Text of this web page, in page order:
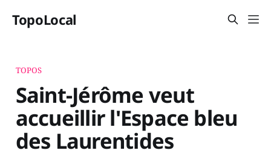
TopoLocal
TOPOS
Saint-Jérôme veut
accueillir l'Espace bleu
des Laurentides